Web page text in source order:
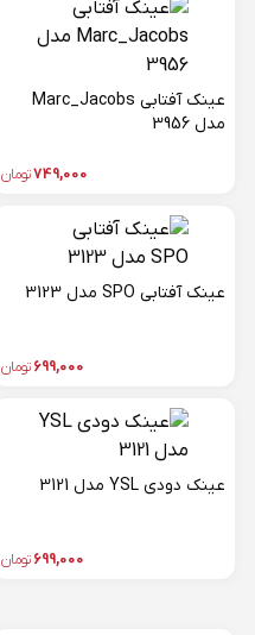
عینک آفتابی Marc_Jacobs
مدل 3956
749,000تومان
عینک آفتابی SPO مدل 3123
699,000 تومان
عینک دودی YSL مدل 3121
699,000 تومان